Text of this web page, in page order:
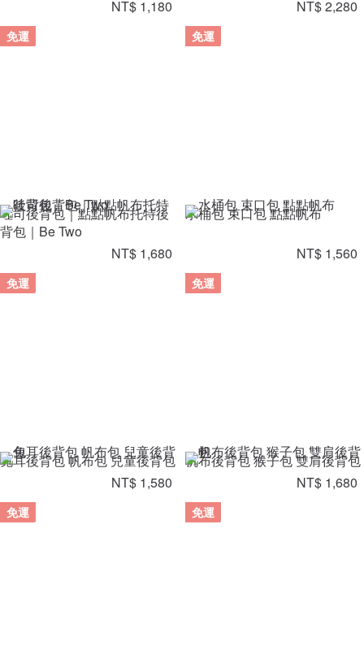
NT$ 1,180
NT$ 2,280
免運
吐司後背包｜點點帆布托特後
背包｜Be Two
NT$ 1,680
免運
水桶包 束口包 點點帆布
NT$ 1,560
免運
兔耳後背包 帆布包 兒童後背包
NT$ 1,580
免運
帆布後背包 猴子包 雙肩後背包
NT$ 1,680
免運 免運